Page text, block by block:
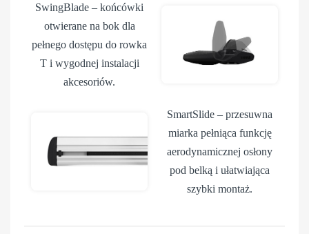
SwingBlade – końcówki
otwierane na bok dla
pełnego dostępu do rowka
T i wygodnej instalacji
akcesoriów.
SmartSlide – przesuwna
miarka pełniąca funkcję
aerodynamicznej osłony
pod belką i ułatwiająca
szybki montaż.